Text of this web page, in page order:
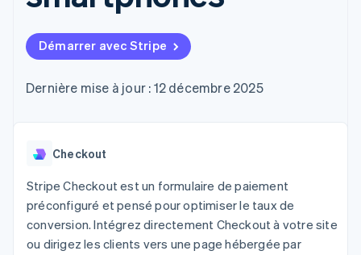
UI flexibles
paiement
Accès à plus
de 125
Paiements en
Authorization
Acceptation
Link
Paiements
accélérés
Financial
Connections
Recognition
automatisée
Stripe Sigma
Rapports
Data Pipeline
des données
l’application
Gestion financière
Plateformes
Économie des
créateurs
Jeux
Hôtellerie, voyages et
loisirs
Gérer des
Proposer une
facturation à l'usage
bancaires adossées à
des stablecoins
services avec des
Ressources
Intégrations
Roadmap produit
annuelle
Carrières
presse
Contact
Contacter notre équipe
Démarrer avec Stripe
Dernière mise à jour : 12 décembre 2025
Checkout
Stripe Checkout est un formulaire de paiement
préconfiguré et pensé pour optimiser le taux de
conversion. Intégrez directement Checkout à votre site
ou dirigez les clients vers une page hébergée par